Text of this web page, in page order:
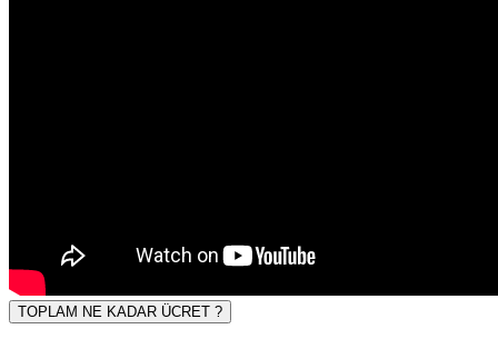
TOPLAM NE KADAR ÜCRET ?